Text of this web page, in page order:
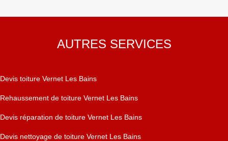
AUTRES SERVICES
Devis toiture Vernet Les Bains
Rehaussement de toiture Vernet Les Bains
Devis réparation de toiture Vernet Les Bains
Devis nettoyage de toiture Vernet Les Bains